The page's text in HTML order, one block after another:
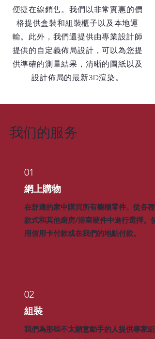
便捷在線銷售。我們以非常實惠的價
格提供盒裝和組裝櫃子以及本地運
輸。此外，我們還提供由專業設計師
提供的自定義佈局設計，可以為您提
供準確的測量結果，清晰的圖紙以及
設計佈局的最新3D渲染。
我们的服务
01
網上購物
在舒適的家中購買所有櫥櫃零件。從各種
款式和其他廚房/浴室硬件中進行選擇。使
用信用卡付款或在我們的地點付款。
02
組裝
我們為那些不太願意動手的人提供專家組